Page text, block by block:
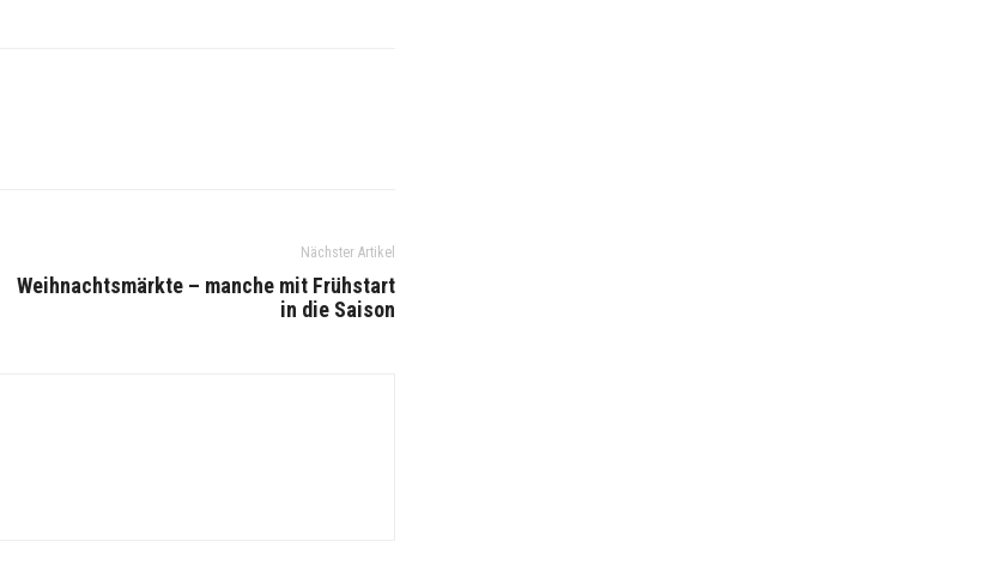
Nächster Artikel
Weihnachtsmärkte – manche mit Frühstart
in die Saison